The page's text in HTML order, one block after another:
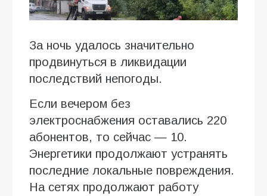
За ночь удалось значительно
продвинуться в ликвидации
последствий непогоды.
Если вечером без
электроснабжения оставались 220
абонентов, то сейчас — 10.
Энергетики продолжают устранять
последние локальные повреждения.
На сетях продолжают работу